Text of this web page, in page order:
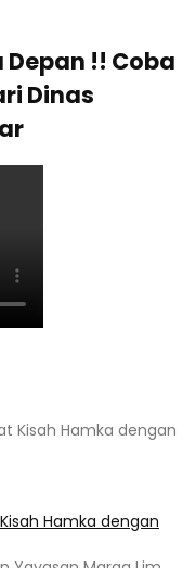
!! Coba
Dinas
Hamka dengan